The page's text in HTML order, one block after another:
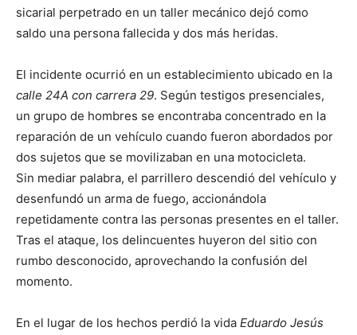
sicarial perpetrado en un taller mecánico dejó como
saldo una persona fallecida y dos más heridas.
El incidente ocurrió en un establecimiento ubicado en la
calle 24A con carrera 29. Según testigos presenciales,
un grupo de hombres se encontraba concentrado en la
reparación de un vehículo cuando fueron abordados por
dos sujetos que se movilizaban en una motocicleta.
Sin mediar palabra, el parrillero descendió del vehículo y
desenfundó un arma de fuego, accionándola
repetidamente contra las personas presentes en el taller.
Tras el ataque, los delincuentes huyeron del sitio con
rumbo desconocido, aprovechando la confusión del
momento.
En el lugar de los hechos perdió la vida Eduardo Jesús